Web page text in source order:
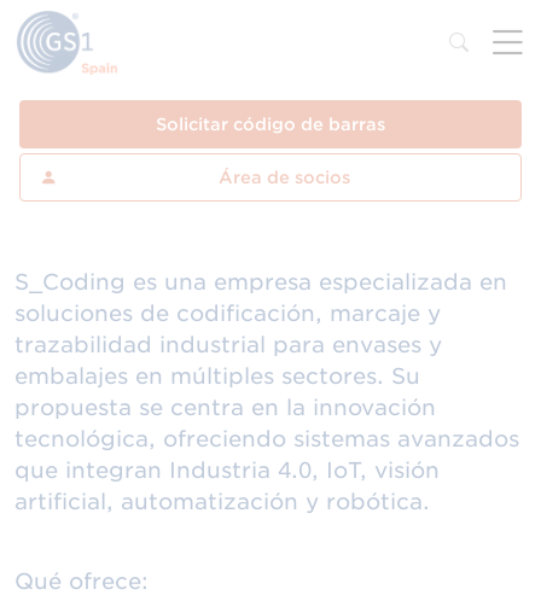
Solicitar código de barras
Área de socios
S_Coding es una empresa especializada en
soluciones de codificación, marcaje y
trazabilidad industrial para envases y
embalajes en múltiples sectores. Su
propuesta se centra en la innovación
tecnológica, ofreciendo sistemas avanzados
que integran Industria 4.0, IoT, visión
artificial, automatización y robótica.
Qué ofrece: